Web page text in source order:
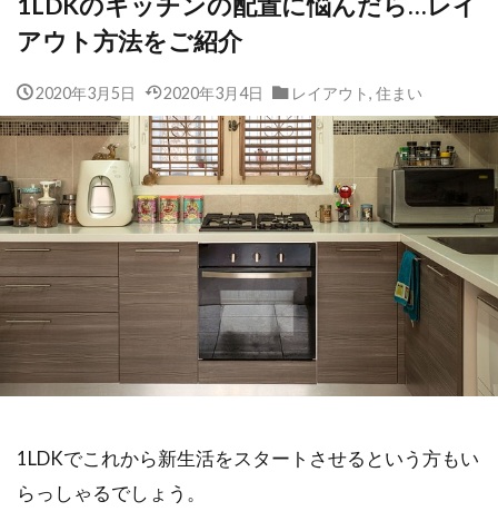
アウト方法をご紹介
2020年3月5日 2020年3月4日 レイアウト, 住まい
1LDKでこれから新生活をスタートさせるという方もい
らっしゃるでしょう。